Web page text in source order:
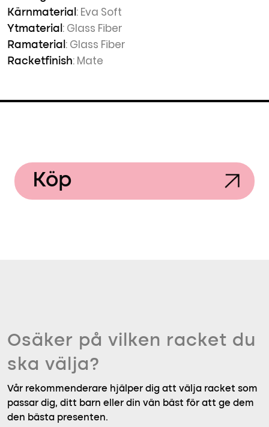
Kärnmaterial : Eva Soft
Ytmaterial : Glass Fiber
Ramaterial : Glass Fiber
Racketfinish: Mate
Köp
Osäker på vilken racket du
ska välja?
Vår rekommenderare hjälper dig att välja racket som
passar dig, ditt barn eller din vän bäst för att ge dem
den bästa presenten.